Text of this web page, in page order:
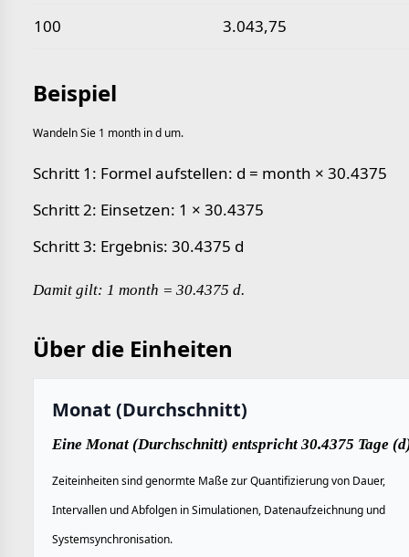
100 3.043,75
Beispiel
Wandeln Sie 1 month in d um.
Schritt 1: Formel aufstellen: d = month × 30.4375
Schritt 2: Einsetzen: 1 × 30.4375
Schritt 3: Ergebnis: 30.4375 d
Damit gilt: 1 month = 30.4375 d.
Über die Einheiten
Monat (Durchschnitt)
Eine Monat (Durchschnitt) entspricht 30.4375 Tage
Zeiteinheiten sind genormte Maße zur Quantifizierung von Dauer,
Intervallen und Abfolgen in Simulationen, Datenaufzeichnung und
Systemsynchronisation.